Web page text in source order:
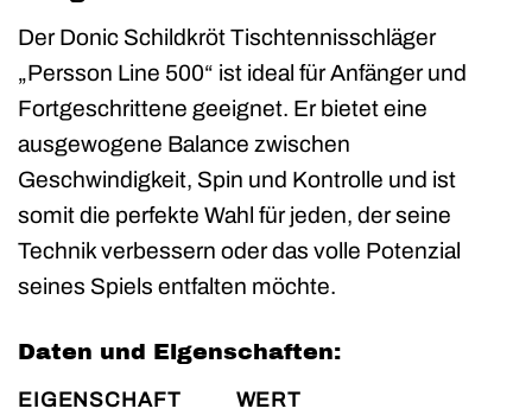
Der Donic Schildkröt Tischtennisschläger
„Persson Line 500“ ist ideal für Anfänger und
Fortgeschrittene geeignet. Er bietet eine
ausgewogene Balance zwischen
Geschwindigkeit, Spin und Kontrolle und ist
somit die perfekte Wahl für jeden, der seine
Technik verbessern oder das volle Potenzial
seines Spiels entfalten möchte.
Daten und Eigenschaften:
EIGENSCHAFT WERT